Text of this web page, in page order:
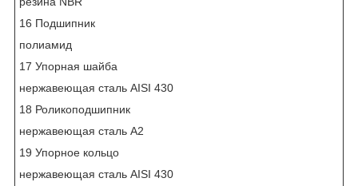
16 Подшипник
полиамид
17 Упорная шайба
нержавеющая сталь AISI 430
18 Роликоподшипник
нержавеющая сталь А2
19 Упорное кольцо
нержавеющая сталь AISI 430